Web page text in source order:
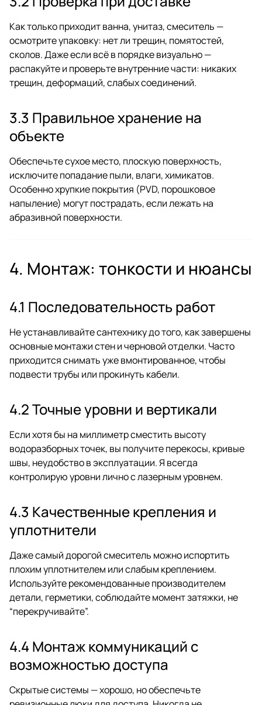
Как только приходит ванна, унитаз, смеситель —
осмотрите упаковку: нет ли трещин, помятостей,
сколов. Даже если всё в порядке визуально —
распакуйте и проверьте внутренние части: никаких
трещин, деформаций, слабых соединений.
3.3 Правильное хранение на
объекте
Обеспечьте сухое место, плоскую поверхность,
исключите попадание пыли, влаги, химикатов.
Особенно хрупкие покрытия (PVD, порошковое
напыление) могут пострадать, если лежать на
абразивной поверхности.
4. Монтаж: тонкости и нюансы
4.1 Последовательность работ
Не устанавливайте сантехнику до того, как завершены
основные монтажи стен и черновой отделки. Часто
приходится снимать уже вмонтированное, чтобы
подвести трубы или прокинуть кабели.
4.2 Точные уровни и вертикали
Если хотя бы на миллиметр сместить высоту
водоразборных точек, вы получите перекосы, кривые
швы, неудобство в эксплуатации. Я всегда
контролирую уровни лично с лазерным уровнем.
4.3 Качественные крепления и
уплотнители
Даже самый дорогой смеситель можно испортить
плохим уплотнителем или слабым креплением.
Используйте рекомендованные производителем
детали, герметики, соблюдайте момент затяжки, не
“перекручивайте”.
4.4 Монтаж коммуникаций с
возможностью доступа
Скрытые системы — хорошо, но обеспечьте